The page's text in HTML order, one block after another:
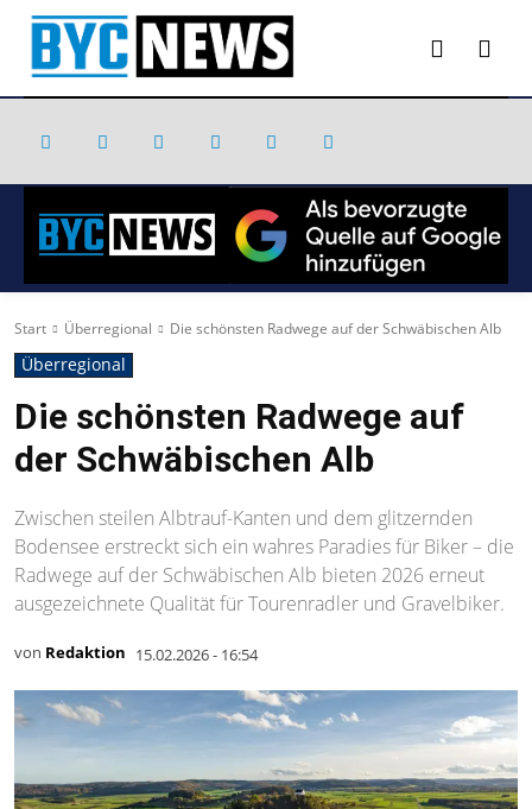
Start Überregional Die schönsten Radwege auf der Schwäbischen Alb
Überregional
Die schönsten Radwege auf
der Schwäbischen Alb
Zwischen steilen Albtrauf-Kanten und dem glitzernden
Bodensee erstreckt sich ein wahres Paradies für Biker – die
Radwege auf der Schwäbischen Alb bieten 2026 erneut
ausgezeichnete Qualität für Tourenradler und Gravelbiker.
von Redaktion 15.02.2026 - 16:54